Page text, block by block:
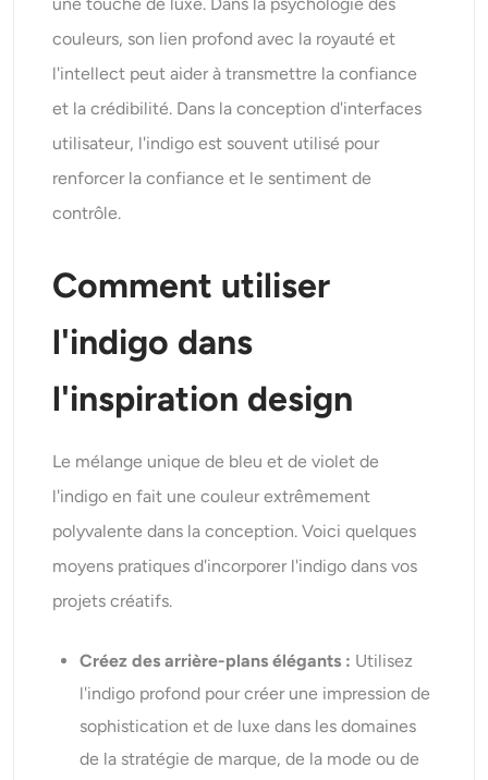
couleurs, son lien profond avec la royauté et
l'intellect peut aider à transmettre la confiance
et la crédibilité. Dans la conception d'interfaces
utilisateur, l'indigo est souvent utilisé pour
renforcer la confiance et le sentiment de
contrôle.
Comment utiliser
l'indigo dans
l'inspiration design
Le mélange unique de bleu et de violet de
l'indigo en fait une couleur extrêmement
polyvalente dans la conception. Voici quelques
moyens pratiques d'incorporer l'indigo dans vos
projets créatifs.
Créez des arrière-plans élégants : Utilisez
l'indigo profond pour créer une impression de
sophistication et de luxe dans les domaines
de la stratégie de marque, de la mode ou de